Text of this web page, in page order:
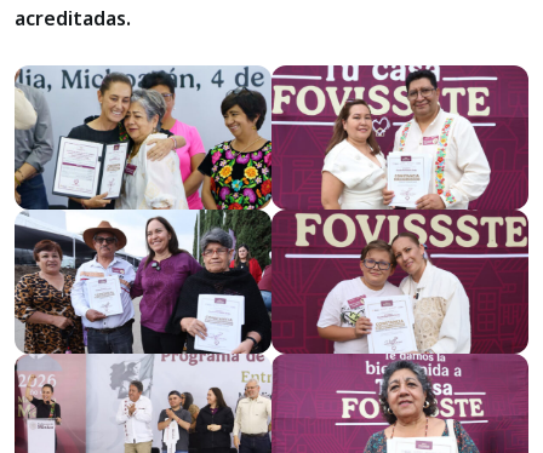
acreditadas.